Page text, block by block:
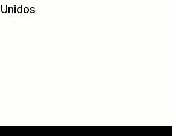
Unidos